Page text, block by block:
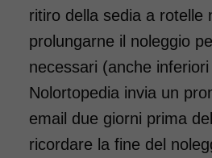
da
SCHEDA
Noleggio
ritiro della sedia a rotelle
prolungarne il noleggio
necessari (anche
Nolortopedia invia un
email due giorni prima
ricordare la fine del